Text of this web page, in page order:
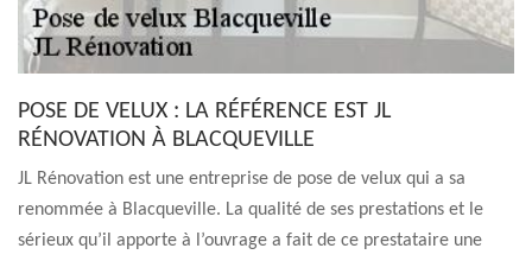
POSE DE VELUX : LA RÉFÉRENCE EST JL
RÉNOVATION À BLACQUEVILLE
JL Rénovation est une entreprise de pose de velux qui a sa
renommée à Blacqueville. La qualité de ses prestations et le
sérieux qu’il apporte à l’ouvrage a fait de ce prestataire une